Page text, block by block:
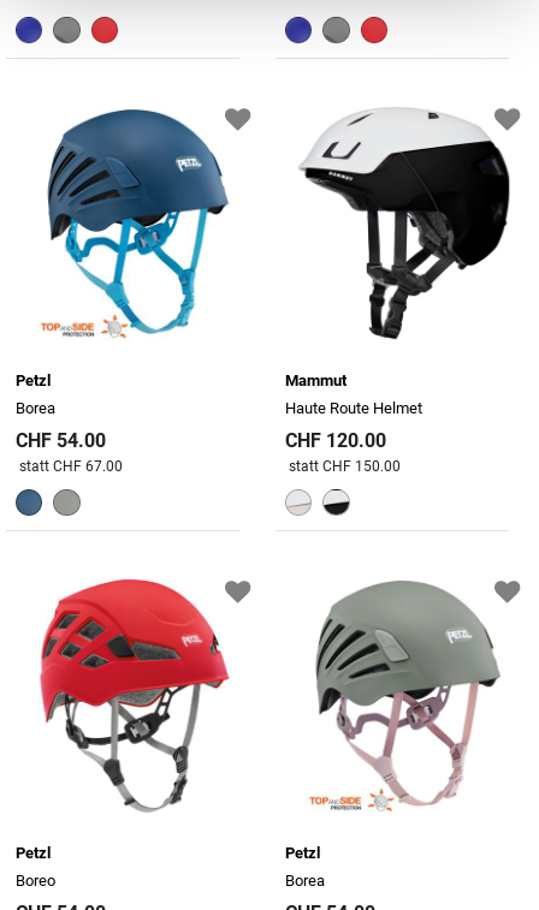
Petzl
Borea
CHF 54.00
Preis reduziert von
statt CHF 67.00
Mammut
Haute Route Helmet
CHF 120.00
Preis reduziert von
statt CHF 150.00
Petzl
Boreo
Petzl
Borea